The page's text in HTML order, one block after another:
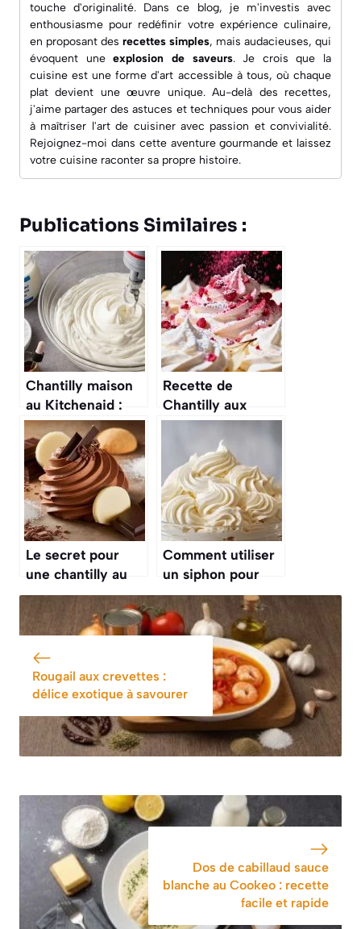
touche d'originalité. Dans ce blog, je m'investis avec
enthousiasme pour redéfinir votre expérience culinaire,
en proposant des recettes simples, mais audacieuses, qui
évoquent uneexplosion de saveurs. Je crois que la
cuisine est une forme d'art accessible à tous, où chaque
plat devient une œuvre unique. Au-delà des recettes,
j'aime partager des astuces et techniques pour vous aider
à maîtriser l'art de cuisiner avec passion et convivialité.
Rejoignez-moi dans cette aventure gourmande et laissez
votre cuisine raconter sa propre histoire.
Publications Similaires :
Chantilly maison
au Kitchenaid :
recette facile et
rapide
Recette de
Chantilly aux
Framboises
Le secret pour
une chantilly au
chocolat qui soit
ferme, aérée et
intense en goût
Comment utiliser
un siphon pour
chantilly : guide
pratique pour des
desserts parfaits
Rougail aux crevettes :
délice exotique à savourer
Dos de cabillaud sauce
blanche au Cookeo : recette
facile et rapide